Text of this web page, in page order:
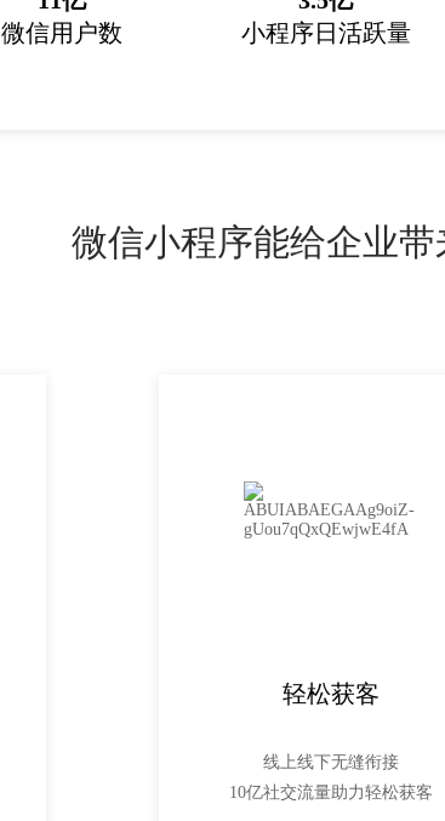
微信用户数
小程序日活跃量
微信小程序能给企业带
轻松获客
线上线下无缝衔接
10亿社交流量助力轻松获客